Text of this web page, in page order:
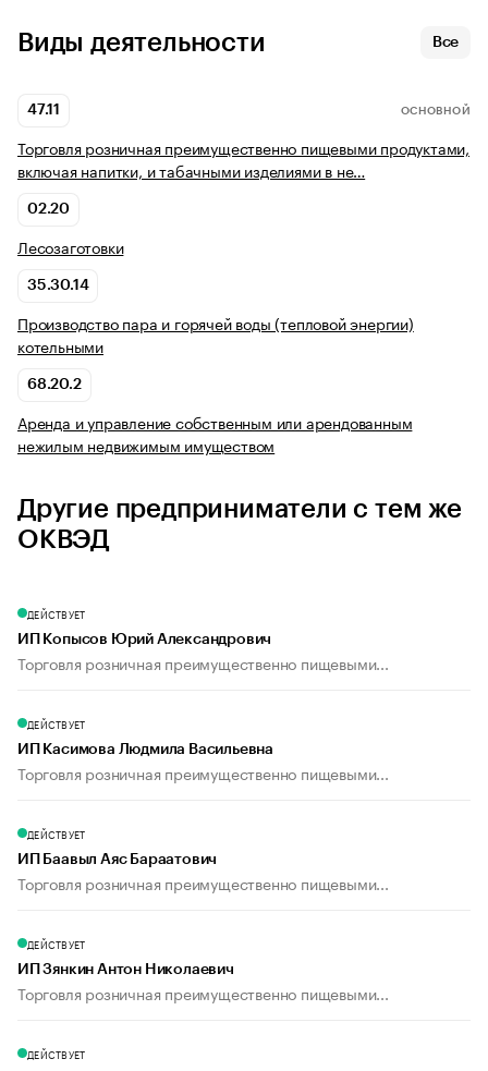
Виды деятельности Все
47.11 ОСНОВНОЙ
Торговля розничная преимущественно пищевыми продуктами,
включая напитки, и табачными изделиями в не…
02.20
Лесозаготовки
35.30.14
Производство пара и горячей воды (тепловой энергии)
котельными
68.20.2
Аренда и управление собственным или арендованным
нежилым недвижимым имуществом
Другие предприниматели с тем же
ОКВЭД
ДЕЙСТВУЕТ
ИП Копысов Юрий Александрович
Торговля розничная преимущественно пищевыми...
ДЕЙСТВУЕТ
ИП Касимова Людмила Васильевна
Торговля розничная преимущественно пищевыми...
ДЕЙСТВУЕТ
ИП Баавыл Аяс Бараатович
Торговля розничная преимущественно пищевыми...
ДЕЙСТВУЕТ
ИП Зянкин Антон Николаевич
Торговля розничная преимущественно пищевыми...
ДЕЙСТВУЕТ